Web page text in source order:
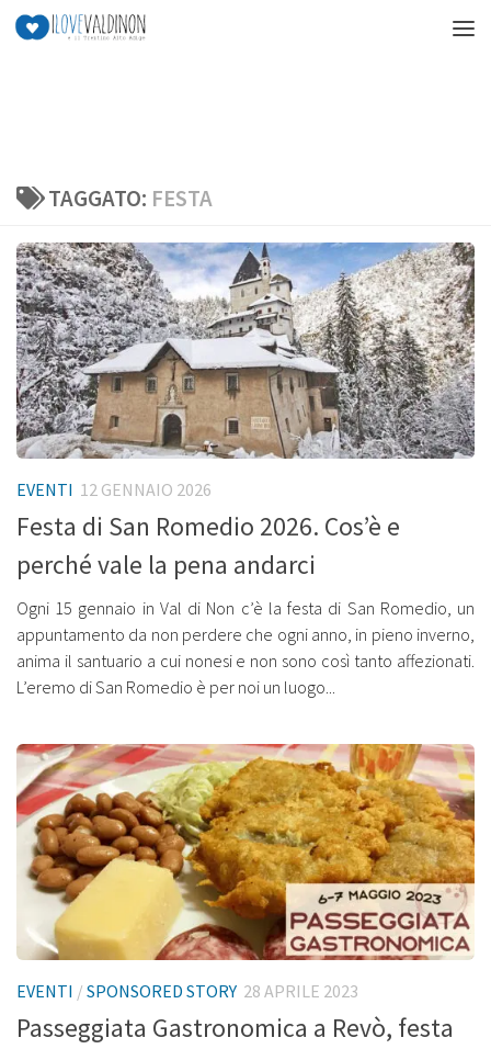
Salta al contenuto
TAGGATO: FESTA
EVENTI 12 GENNAIO 2026
Festa di San Romedio 2026. Cos’è e
perché vale la pena andarci
Ogni 15 gennaio in Val di Non c’è la festa di San Romedio, un
appuntamento da non perdere che ogni anno, in pieno inverno,
anima il santuario a cui nonesi e non sono così tanto affezionati.
L’eremo di San Romedio è per noi un luogo...
EVENTI / SPONSORED STORY 28 APRILE 2023
Passeggiata Gastronomica a Revò, festa